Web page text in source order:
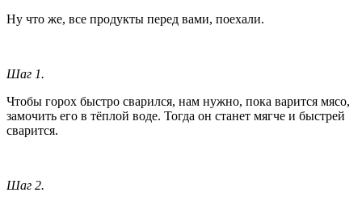
Ну что же, все продукты перед вами, поехали.
Шаг 1.
Чтобы горох быстро сварился, нам нужно, пока варится мясо,
замочить его в тёплой воде. Тогда он станет мягче и быстрей
сварится.
Шаг 2.